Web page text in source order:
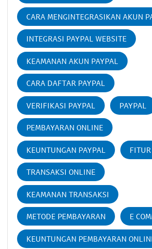
CARA MENGINTEGRASIKAN AKUN
INTEGRASI PAYPAL WEBSITE
KEAMANAN AKUN PAYPAL
CARA DAFTAR PAYPAL
VERIFIKASI PAYPAL PAYPAL
PEMBAYARAN ONLINE
KEUNTUNGAN PAYPAL FITUR
TRANSAKSI ONLINE
KEAMANAN TRANSAKSI
METODE PEMBAYARAN E
KEUNTUNGAN PEMBAYARAN